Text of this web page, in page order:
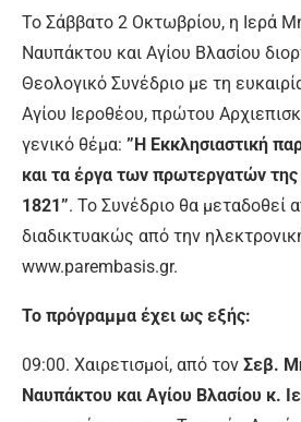
Το Σάββατο 2 Οκτωβρίου, η Ιερά
Ναυπάκτου και Αγίου Βλασίου
Θεολογικό Συνέδριο με τη
Αγίου Ιεροθέου, πρώτου
γενικό θέμα: ”Η Εκκλησιαστική
και τα έργα των πρωτεργατών της
1821”. Το Συνέδριο θα μεταδοθεί
διαδικτυακώς από την
www.parembasis.gr.
Το πρόγραμμα έχει ως εξής:
09:00. Χαιρετισμοί, από τον Σεβ.
Ναυπάκτου και Αγίου Βλασίου κ.